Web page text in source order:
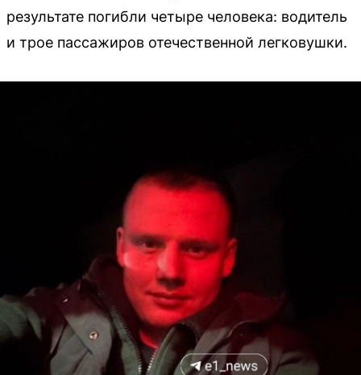
результате погибли четыре человека: водитель
и трое пассажиров отечественной легковушки.